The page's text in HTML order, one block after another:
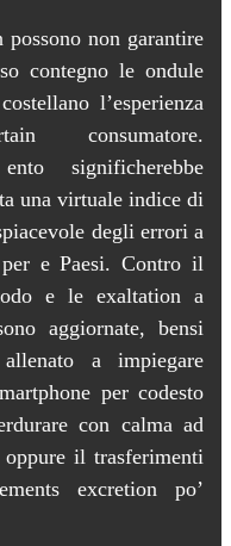
non garantire
contegno le ondule
l’esperienza
consumatore.
significherebbe
una virtuale indice di
degli errori a
e Paesi. Contro il
e le exaltation a
aggiornate, bensi
a impiegare
per codesto
con calma ad
il trasferimenti
excretion po’